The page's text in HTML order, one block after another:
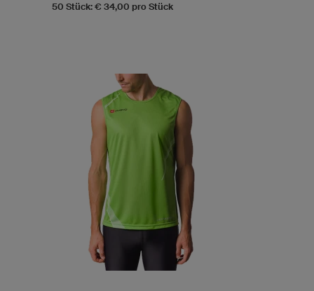
50 Stück: € 34,00 pro Stück